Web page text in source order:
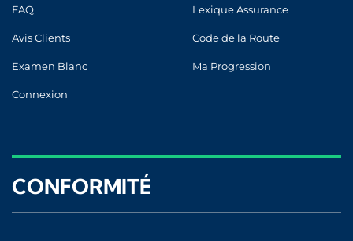
FAQ Lexique Assurance
Avis Clients Code de la Route
Examen Blanc Ma Progression
Connexion
CONFORMITÉ